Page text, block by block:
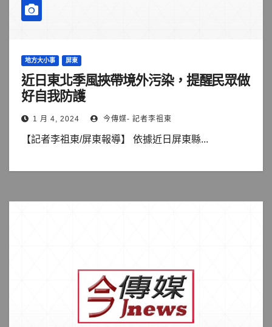
地方大小事 屏東
近日東北季風挾帶境外污染，提醒民眾做
好自我防護
1 月 4, 2024 今傳媒- 記者李祖東
【記者李祖東/屏東報導】 依據近日屏東縣...